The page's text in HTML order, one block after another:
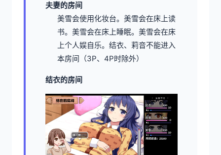
夫妻的房间
美雪会使用化妆台。 美雪会在床上读
书。 美雪会在床上睡眠。 美雪会在床
上个人娱自乐。 结衣、莉音不能进入
本房间（3P、4P时除外）
结衣的房间